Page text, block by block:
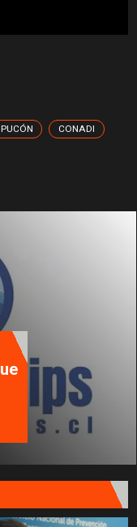
CONADI
se reúnen
que tienen
los proyectos
sociales